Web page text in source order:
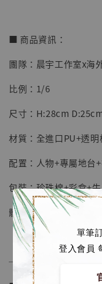
單筆
登入會員
【店內現貨
明紀念款 [奇
NT$ 5,580
■ 商品資訊：
團隊：晨宇工作室x海
比例：1/6
尺寸：H:28cm
材質：全進口PU+透
配置：人物+專屬地台
包裝：珍珠棉+彩盒+
體數：限量188體